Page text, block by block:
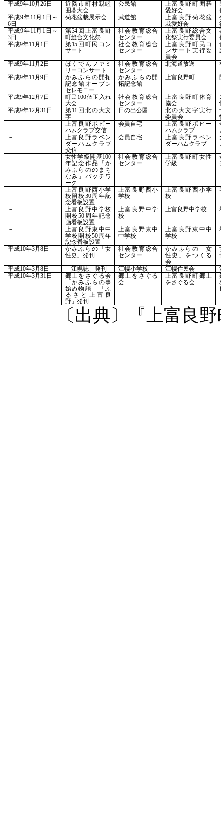
平成9年10月26日
近隣市町村親睦
囲碁大会
公民館
上富良野町囲碁
愛好会
平成9年11月1日～
6日
菊花盆栽展示会 武道館
上富良野菊花盆
栽愛好会
平成9年11月1日～
3日
第34回上富良野
町総合文化祭
社会教育総合
センター
上富良野総合文
化祭実行委員会
平成9年11月1日 第15回町民コン
サート
社会教育総合
センター
上富良野町民コ
ンサート実行委
員会
平成9年11月2日
ほくでんファミ
リーコンサート
社会教育総合
センター
北海道放送
平成9年11月9日
かみふらの開拓
記念館オープン
セレモニー
かみふらの開
拓記念館
上富良野町
平成9年12月7日 町民 100個玉入れ
大会
社会教育総合
センター
上富良野町体育
協会
平成9年12月31日 第11回北の大文
字
日の出公園
北の大文字実行
委員会
－
上富良野ポピー
ハムクラブ交信
会員自宅
上富良野ポピー
ハムクラブ
－
上富良野ラベン
ダーハムクラブ
交信
会員自宅
上富良野ラベン
ダーハムクラブ
－
女性学級開基100
年記念作品「か
みふらののまち
なみ」パッチワ
ーク
社会教育総合
センター
上富良野町女性
学級
－
上富良野西小学
校開校30周年記
念看板設置
上富良野西小
学校
上富良野西小学
校
－
上富良野中学校
開校50周年記念
画看板設置
上富良野中学
校
上富良野中学校
－
上富良野東中中
学校開校50周年
記念看板設置
上富良野東中
中学校
上富良野東中中
学校
平成10年3月8日
かみふらの「女
性史」発刊
社会教育総合
センター
かみふらの「女
性史」をつくる
会
平成10年3月8日 「江幌誌」発刊 江幌小学校 江幌住民会
平成10年3月31日
郷土をさぐる会
「かみふらの事
始め物語」「ふ
るさと上富良
野」発刊
郷土をさぐる
会
上富良野町郷土
をさぐる会
〔出典〕『上富良野